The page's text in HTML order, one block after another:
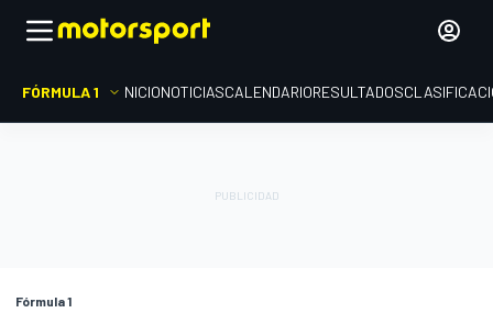
FÓRMULA 1 INICIONOTICIASCALENDARIORESULTADOS
Fórmula 1